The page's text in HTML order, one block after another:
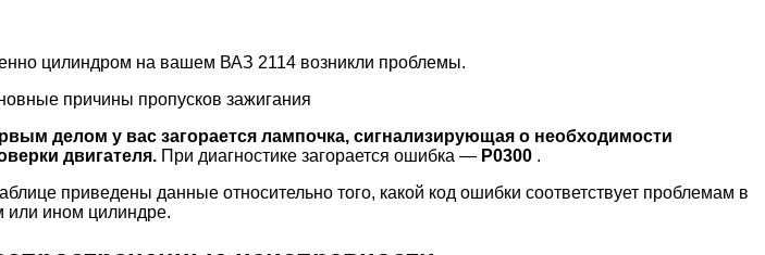
цилиндром на вашем ВАЗ 2114 возникли проблемы.
причины пропусков зажигания
делом у вас загорается лампочка, сигнализирующая о необходимости
двигателя. При диагностике загорается ошибка — Р0300 .
приведены данные относительно того, какой код ошибки соответствует проблемам в
или ином цилиндре.